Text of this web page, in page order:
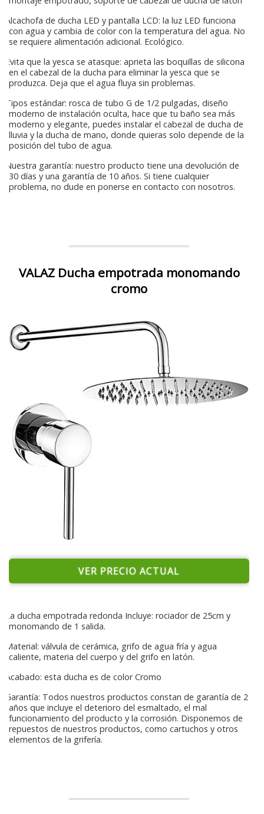
Alcachofa de ducha LED y pantalla LCD: la luz LED funciona
con agua y cambia de color con la temperatura del agua. No
se requiere alimentación adicional. Ecológico.
Evita que la yesca se atasque: aprieta las boquillas de silicona
en el cabezal de la ducha para eliminar la yesca que se
produzca. Deja que el agua fluya sin problemas.
Tipos estándar: rosca de tubo G de 1/2 pulgadas, diseño
moderno de instalación oculta, hace que tu baño sea más
moderno y elegante, puedes instalar el cabezal de ducha de
lluvia y la ducha de mano, donde quieras solo depende de la
posición del tubo de agua.
Nuestra garantía: nuestro producto tiene una devolución de
30 días y una garantía de 10 años. Si tiene cualquier
problema, no dude en ponerse en contacto con nosotros.
VALAZ Ducha empotrada monomando
cromo
VER PRECIO ACTUAL
La ducha empotrada redonda Incluye: rociador de 25cm y
monomando de 1 salida.
Material: válvula de cerámica, grifo de agua fría y agua
caliente, materia del cuerpo y del grifo en latón.
Acabado: esta ducha es de color Cromo
Garantía: Todos nuestros productos constan de garantía de 2
años que incluye el deterioro del esmaltado, el mal
funcionamiento del producto y la corrosión. Disponemos de
repuestos de nuestros productos, como cartuchos y otros
elementos de la grifería.